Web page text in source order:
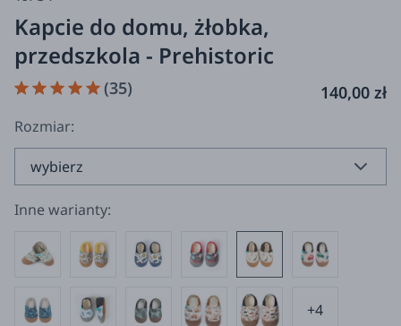
Kapcie do domu, żłobka,
przedszkola - Prehistoric
(35) 140,00 zł
Rozmiar:
Inne warianty:
+4